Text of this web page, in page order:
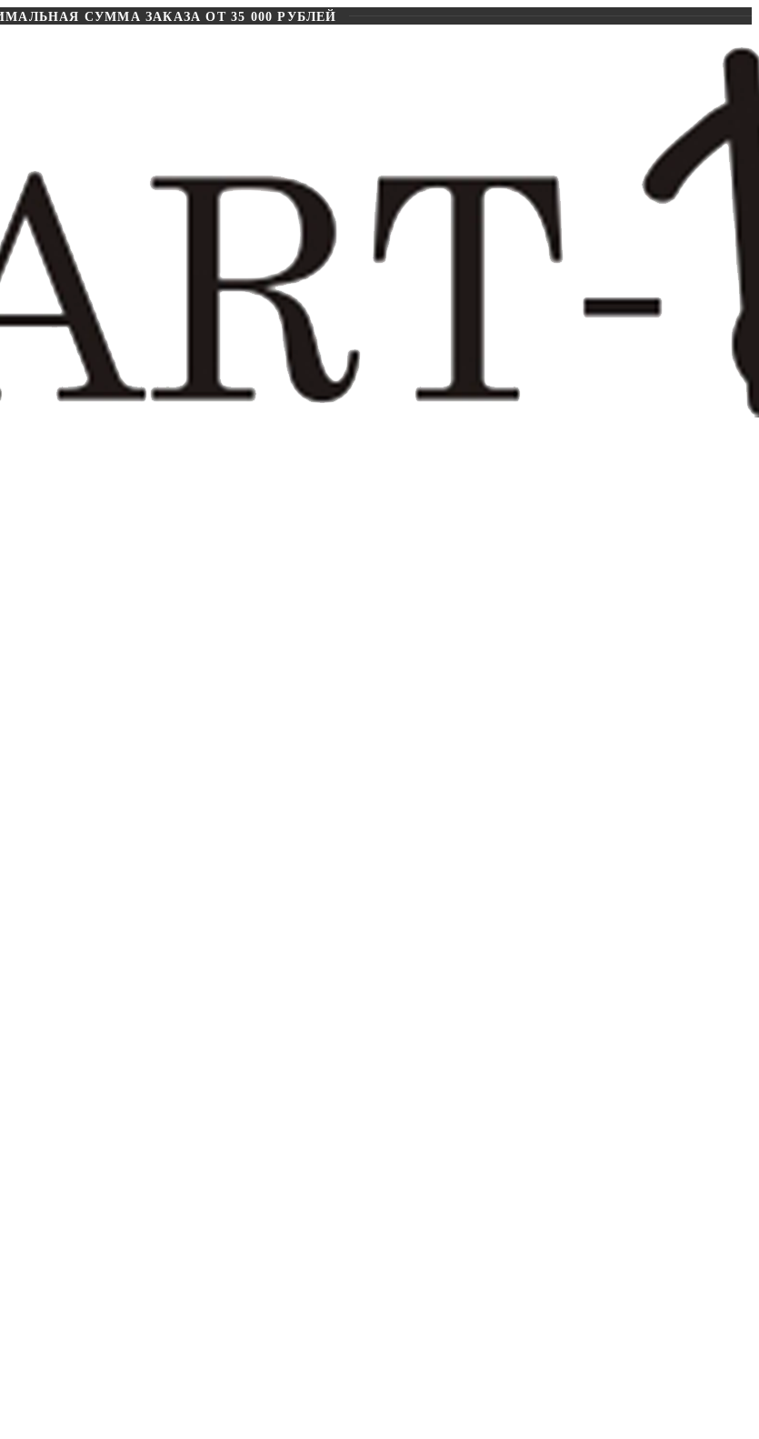
СУММА ЗАКАЗА ОТ 35 000 РУБЛЕЙ